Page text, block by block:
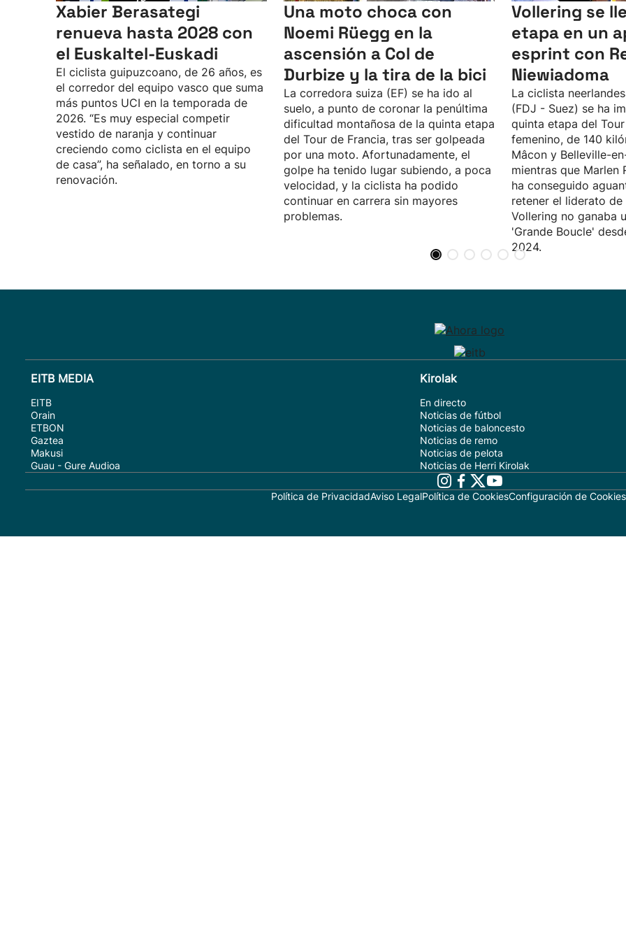
Xabier Berasategi
renueva hasta 2028 con
el Euskaltel-Euskadi
El ciclista guipuzcoano, de 26 años, es
el corredor del equipo vasco que suma
más puntos UCI en la temporada de
2026. “Es muy especial competir
vestido de naranja y continuar
creciendo como ciclista en el equipo
de casa”, ha señalado, en torno a su
renovación.
Una moto choca con
Noemi Rüegg en la
ascensión a Col de
Durbize y la tira de la bici
La corredora suiza (EF) se ha ido al
suelo, a punto de coronar la penúltima
dificultad montañosa de la quinta etapa
del Tour de Francia, tras ser golpeada
por una moto. Afortunadamente, el
golpe ha tenido lugar subiendo, a poca
velocidad, y la ciclista ha podido
continuar en carrera sin mayores
problemas.
Vollering se
etapa en un
esprint con
Niewiadoma
La ciclista
(FDJ - Suez) se ha
quinta etapa del
femenino, de 140
Mâcon y Belleville-
mientras que Marlen
ha conseguido
retener el liderato de
Vollering no ganaba
'Grande Boucle'
2024.
EITB MEDIA
EITB
Orain
ETBON
Gaztea
Makusi
Guau - Gure Audioa
Kirolak
En directo
Noticias de fútbol
Noticias de baloncesto
Noticias de remo
Noticias de pelota
Noticias de Herri Kirolak
Política de PrivacidadAviso LegalPolítica de CookiesConfiguración de Cookies